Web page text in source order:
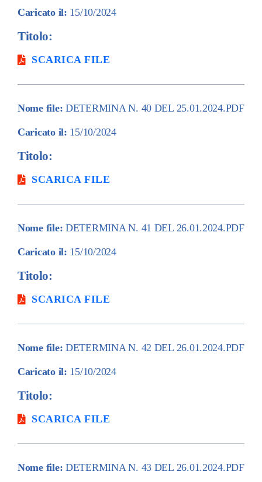
Caricato il: 15/10/2024
Titolo:
SCARICA FILE
Nome file: DETERMINA N. 40 DEL 25.01.2024.PDF
Caricato il: 15/10/2024
Titolo:
SCARICA FILE
Nome file: DETERMINA N. 41 DEL 26.01.2024.PDF
Caricato il: 15/10/2024
Titolo:
SCARICA FILE
Nome file: DETERMINA N. 42 DEL 26.01.2024.PDF
Caricato il: 15/10/2024
Titolo:
SCARICA FILE
Nome file: DETERMINA N. 43 DEL 26.01.2024.PDF